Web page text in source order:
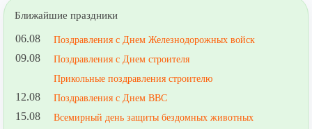
Ближайшие праздники
06.08 Поздравления с Днем Железнодорожных войск
09.08
Поздравления с Днем строителя
Прикольные поздравления строителю
12.08 Поздравления с Днем ВВС
15.08 Всемирный день защиты бездомных животных